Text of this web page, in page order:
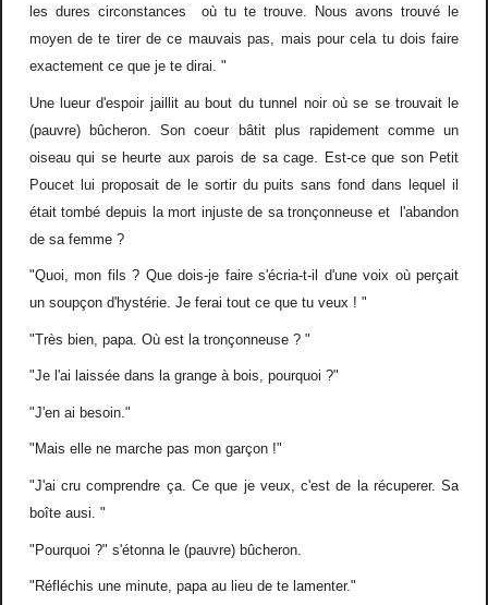
les dures circonstances où tu te trouve. Nous avons trouvé le
moyen de te tirer de ce mauvais pas, mais pour cela tu dois faire
exactement ce que je te dirai. "
Une lueur d'espoir jaillit au bout du tunnel noir où se se trouvait le
(pauvre) bûcheron. Son coeur bâtit plus rapidement comme un
oiseau qui se heurte aux parois de sa cage. Est-ce que son Petit
Poucet lui proposait de le sortir du puits sans fond dans lequel il
était tombé depuis la mort injuste de sa tronçonneuse et l'abandon
de sa femme ?
"Quoi, mon fils ? Que dois-je faire s'écria-t-il d'une voix où perçait
un soupçon d'hystérie. Je ferai tout ce que tu veux ! "
"Très bien, papa. Où est la tronçonneuse ? "
"Je l'ai laissée dans la grange à bois, pourquoi ?"
"J'en ai besoin."
"Mais elle ne marche pas mon garçon !"
"J'ai cru comprendre ça. Ce que je veux, c'est de la récuperer. Sa
boîte ausi. "
"Pourquoi ?" s'étonna le (pauvre) bûcheron.
"Réfléchis une minute, papa au lieu de te lamenter."